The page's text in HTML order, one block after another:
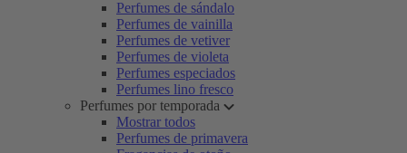
Perfumes de sándalo
Perfumes de vainilla
Perfumes de vetiver
Perfumes de violeta
Perfumes especiados
Perfumes lino fresco
Perfumes por temporada
Mostrar todos
Perfumes de primavera